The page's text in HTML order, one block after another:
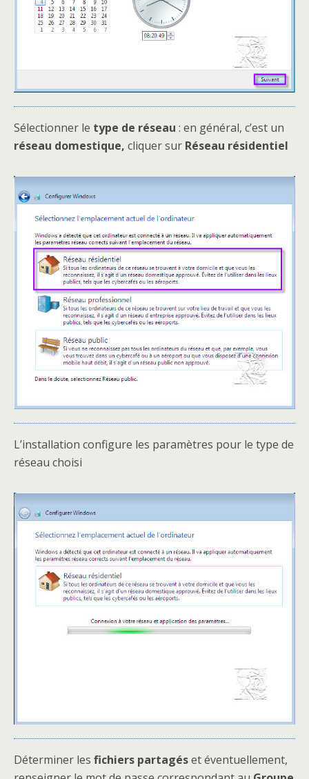
Sélectionner le type de réseau : en général, c’est un
réseau domestique, cliquer sur Réseau résidentiel
L’installation configure les paramètres pour le type de
réseau choisi
Déterminer les fichiers partagéset éventuellement,